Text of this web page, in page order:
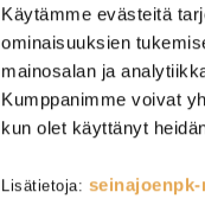
Käytämme evästeitä
ominaisuuksien
mainosalan ja
Kumppanimme voivat
kun olet käyttänyt
Lisätietoja: